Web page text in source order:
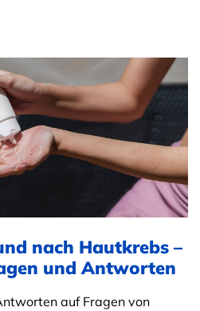
nach Hautkrebs –
und Antworten
auf Fragen von